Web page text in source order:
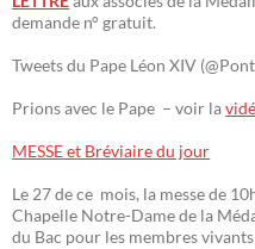
demande n° gratuit.
Tweets du Pape Léon XIV
Prions avec le Pape – voir la
MESSE et Bréviaire du jour
Le 27 de ce mois, la messe de
Chapelle Notre-Dame de la
du Bac pour les membres